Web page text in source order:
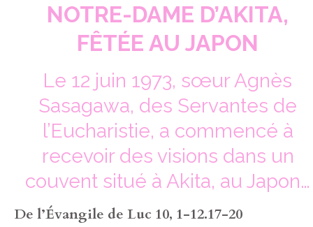
NOTRE-DAME D’AKITA,
FÊTÉE AU JAPON
Le 12 juin 1973, sœur Agnès
Sasagawa, des Servantes de
l’Eucharistie, a commencé à
recevoir des visions dans un
couvent situé à Akita, au Japon…
De l’Évangile de Luc 10, 1-12.17-20